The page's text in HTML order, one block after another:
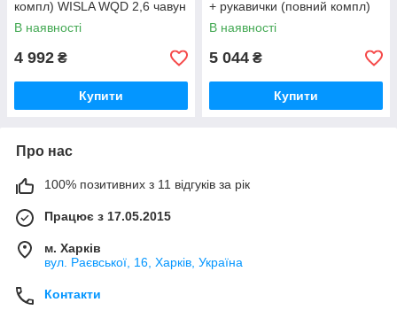
компл) WISLA WQD 2,6 чавун
+ перч
В наявності
4 992 ₴
Купити
+ рукавички (повний компл)
WISLA WQD 2.6 чавун
В наявності
5 044 ₴
Купити
Про нас
100% позитивних з 11 відгуків за рік
Працює з 17.05.2015
м. Харків
вул. Раєвської, 16, Харків, Україна
Контакти